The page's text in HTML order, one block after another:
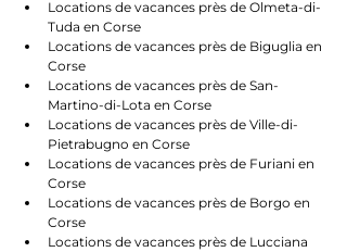
Locations de vacances près de Olmeta-di-
Tuda en Corse
Locations de vacances près de Biguglia en
Corse
Locations de vacances près de San-
Martino-di-Lota en Corse
Locations de vacances près de Ville-di-
Pietrabugno en Corse
Locations de vacances près de Furiani en
Corse
Locations de vacances près de Borgo en
Corse
Locations de vacances près de Lucciana